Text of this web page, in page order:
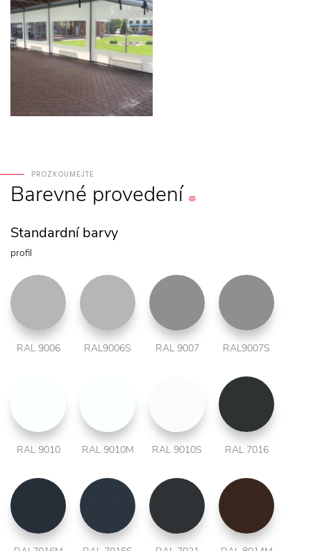
PROZKOUMEJTE
Barevné provedení
Standardní barvy
profil
RAL 9006 RAL9006S RAL 9007 RAL9007S
RAL 9010 RAL 9010M RAL 9010S RAL 7016